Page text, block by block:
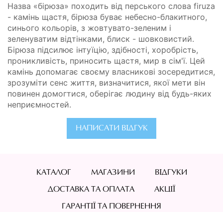
Назва «бірюза» походить від перського слова firuza
- камінь щастя, бірюза буває небесно-блакитного,
синього кольорів, з жовтувато-зеленим і
зеленуватим відтінками, блиск - шовковистий.
Бірюза підсилює інтуїцію, здібності, хоробрість,
проникливість, приносить щастя, мир в сім'ї. Цей
камінь допомагає своєму власникові зосередитися,
зрозуміти сенс життя, визначитися, якої мети він
повинен домогтися, оберігає людину від будь-яких
неприємностей.
НАПИСАТИ ВІДГУК
КАТАЛОГ МАГАЗИНИ ВІДГУКИ
ДОСТАВКА ТА ОПЛАТА АКЦІЇ
ГАРАНТІЇ ТА ПОВЕРНЕННЯ